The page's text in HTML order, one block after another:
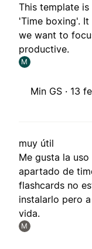
This template
'Time boxing'.
we want to
productive.
M
Min GS · 13
muy útil
Me gusta la
apartado de
flashcards no
instalarlo pero
vida.
M